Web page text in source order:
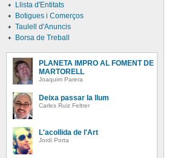
Llista d'Entitats
Botigues i Comerços
Taulell d'Anuncis
Borsa de Treball
PLANETA IMPRO AL FOMENT DE
MARTORELL
Joaquim Parera
Deixa passar la llum
Carles Ruiz Feltrer
L'acollida de l'Art
Jordi Porta